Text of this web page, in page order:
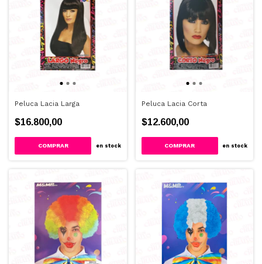
Peluca Lacia Larga
$16.800,00
COMPRAR en stock
Peluca Lacia Corta
$12.600,00
COMPRAR en stock